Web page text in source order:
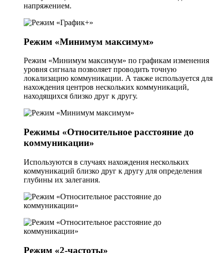
напряжением.
Режим «Минимум максимум»
Режим «Минимум максимум» по графикам изменения
уровня сигнала позволяет проводить точную
локализацию коммуникации. А также используется для
нахождения центров нескольких коммуникаций,
находящихся близко друг к другу.
Режимы «Относительное расстояние до
коммуникации»
Используются в случаях нахождения нескольких
коммуникаций близко друг к другу для определения
глубины их залегания.
Режим «2-частоты»